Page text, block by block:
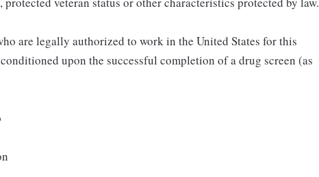
are legally authorized to work in the United States for this
upon the successful completion of a drug screen (as